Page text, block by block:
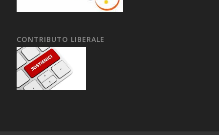
CONTRIBUTO LIBERALE